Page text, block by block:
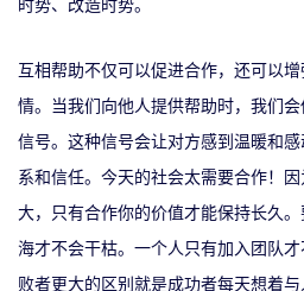
时势、改造时势。
互相帮助不仅可以促进合作，还可以
情。当我们向他人提供帮助时，我们
信号。这种信号会让对方感到温暖和
系和信任。 今天的社会太需要合作！
大，只有合作你的价值才能保持长久
海才不会干枯。一个人只有加入团队
败者更大的区别就是成功者每天想着